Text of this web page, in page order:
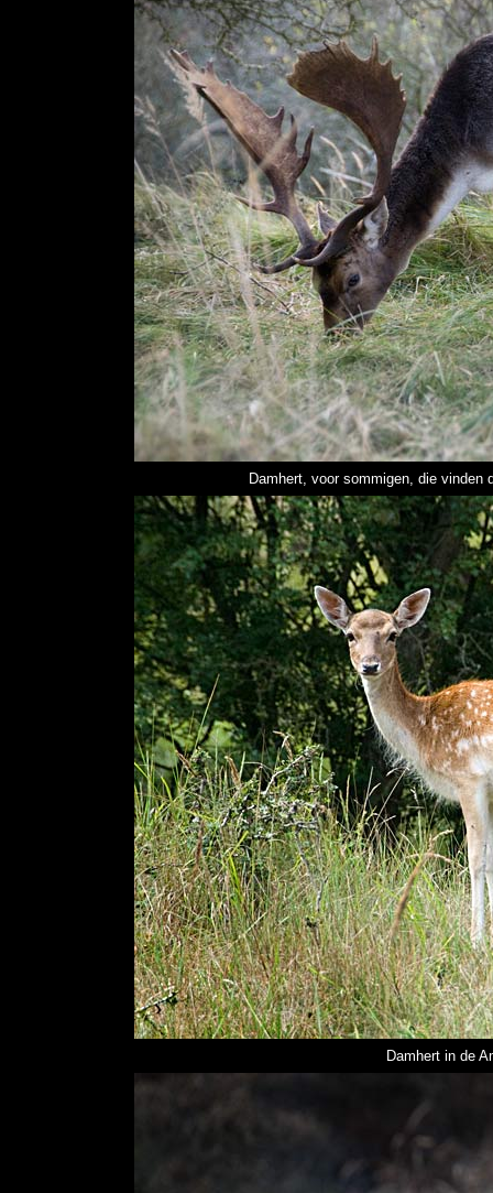
Damhert, voor sommigen, die vinden
Damhert in de